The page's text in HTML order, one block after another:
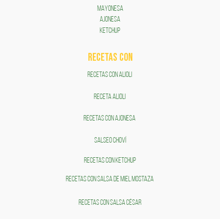
MAYONESA
AJONESA
KETCHUP
RECETAS COn
RECETAS CON ALIOLI
RECETA ALIOLI
RECETAS CON AJONESA
SALSEO CHOVÍ
RECETAS CON KETCHUP
RECETAS CON SALSA DE MIEL MOSTAZA
RECETAS CON SALSA CÉSAR